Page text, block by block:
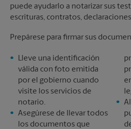
puede ayudarlo a notarizar sus
escrituras, contratos,
Prepárese para firmar sus
Lleve una identificación
válida con foto emitida
por el gobierno cuando
visite los servicios de
notario.
Asegúrese de llevar todos
los documentos que